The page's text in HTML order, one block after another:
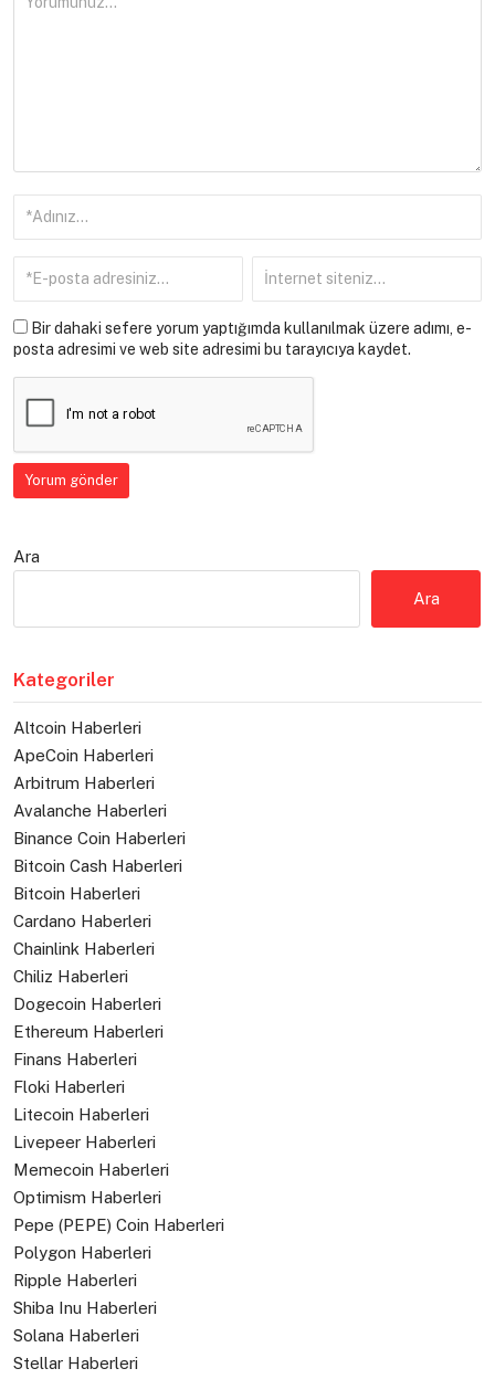
Bir dahaki sefere yorum yaptığımda kullanılmak üzere adımı, e-
posta adresimi ve web site adresimi bu tarayıcıya kaydet.
Ara
Ara
Kategoriler
Altcoin Haberleri
ApeCoin Haberleri
Arbitrum Haberleri
Avalanche Haberleri
Binance Coin Haberleri
Bitcoin Cash Haberleri
Bitcoin Haberleri
Cardano Haberleri
Chainlink Haberleri
Chiliz Haberleri
Dogecoin Haberleri
Ethereum Haberleri
Finans Haberleri
Floki Haberleri
Litecoin Haberleri
Livepeer Haberleri
Memecoin Haberleri
Optimism Haberleri
Pepe (PEPE) Coin Haberleri
Polygon Haberleri
Ripple Haberleri
Shiba Inu Haberleri
Solana Haberleri
Stellar Haberleri